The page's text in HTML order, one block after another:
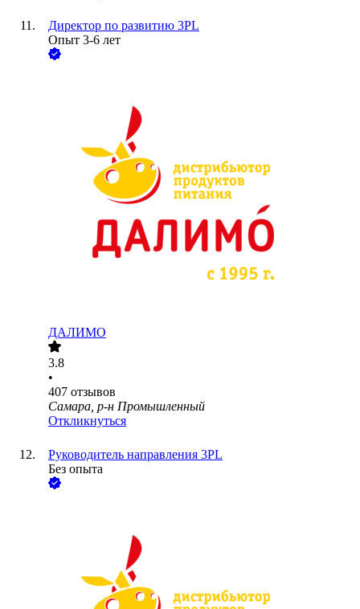
Директор по развитию 3PL
Опыт 3-6 лет
ДАЛИМО
3.8
•
407 отзывов
Самара, р-н Промышленный
Откликнуться
Руководитель направления 3PL
Без опыта